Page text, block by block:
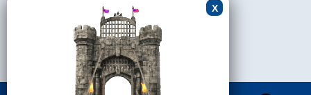
ark.klo 08.30-17.00